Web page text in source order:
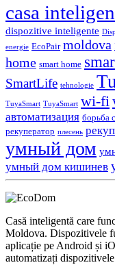
casa
dispozitive inteligente
energie EcoPair moldova
home smart home
SmartLife tehnologie
TuyaSmart TuyaSmart wi-fi
автоматизация борьба
рекуператор плесень
умный дом
умный дом кишинев
Casă inteligentă care
Moldova. Dispozitivele
aplicație pe Android și
automatizați